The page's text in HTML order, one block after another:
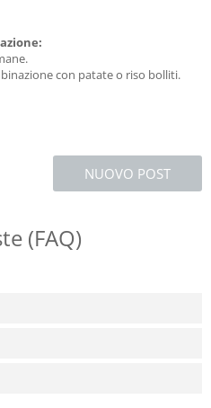
con patate o riso bolliti.
NUOVO POST
(FAQ)